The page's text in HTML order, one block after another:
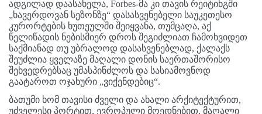
ადგილად დაასახელა, Forbes-მა კი თავის რეიტინგში
„ხავერდოვან სეზონზე“ დასასვენებელი საუკეთესო
კურორტების ხუთეულში შეიყვანა, თუმცაღა, აქ
წელიწადის ნებისმიერ დროს შეგიძლიათ ჩამოხვიდეთ
საქმიანად თუ უბრალოდ დასასვენებლად, ქალაქს
შეუძლია ყველაზე მაღალი დონის საერთაშორისო
შეხვედრებსაც უმასპინძლოს და სასიამოვნოდ
გაატაროთ ოჯახური „ვიქენდებიც“.
ბათუმი ხომ თავისი ძველი და ახალი არქიტექტურით,
უძველესი პორტით, ევროპული მოედნებით, მაღალი